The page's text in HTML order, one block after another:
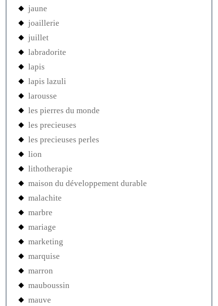
jaune
joaillerie
juillet
labradorite
lapis
lapis lazuli
larousse
les pierres du monde
les precieuses
les precieuses perles
lion
lithotherapie
maison du développement durable
malachite
marbre
mariage
marketing
marquise
marron
mauboussin
mauve